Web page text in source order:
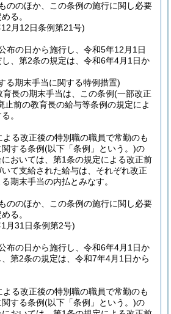
ののほか、この条例の施行に関し必要
る。
月12日条例第21号)
布の日から施行し、令和5年12月1日
し、第2条の規定は、令和6年4月1日か
る期末手当に関する特例措置)
長の期末手当は、この条例(一部改正
止前の教育長の給与等条例の規定によ
。
る改正後の特別職の職員で常勤のも
する条例(以下「条例」という。)の
おいては、第1条の規定による改正前
て支給された給与は、それぞれ改正
期末手当の内払とみなす。
ののほか、この条例の施行に関し必要
る。
月31日条例第2号)
布の日から施行し、令和6年4月1日か
、第2条の規定は、令和7年4月1日から
る改正後の特別職の職員で常勤のも
する条例(以下「条例」という。)の